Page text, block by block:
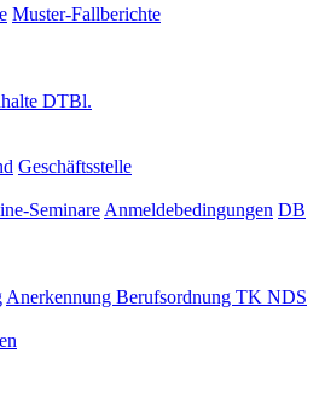
Muster-Fallberichte
DTBl.
Geschäftsstelle
Seminare Anmeldebedingungen DB
Anerkennung Berufsordnung TK NDS